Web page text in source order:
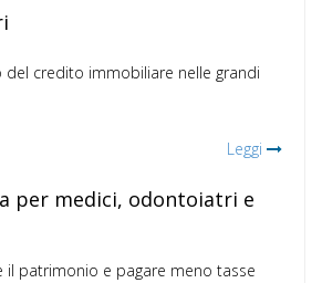
del credito immobiliare nelle grandi
Leggi
per medici, odontoiatri e
il patrimonio e pagare meno tasse